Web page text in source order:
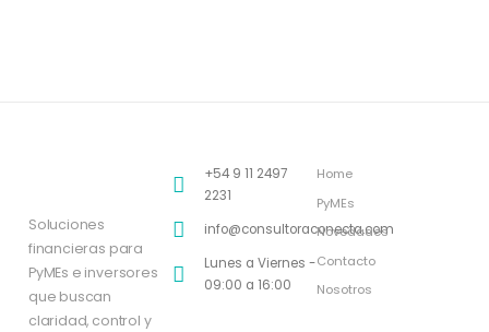
Soluciones
financieras para
PyMEs e inversores
que buscan
claridad, control y
+54 9 11 2497
2231
info@consultoraconecta.com
Lunes a Viernes -
09:00 a 16:00
Home
PyMEs
Novedades
Contacto
Nosotros